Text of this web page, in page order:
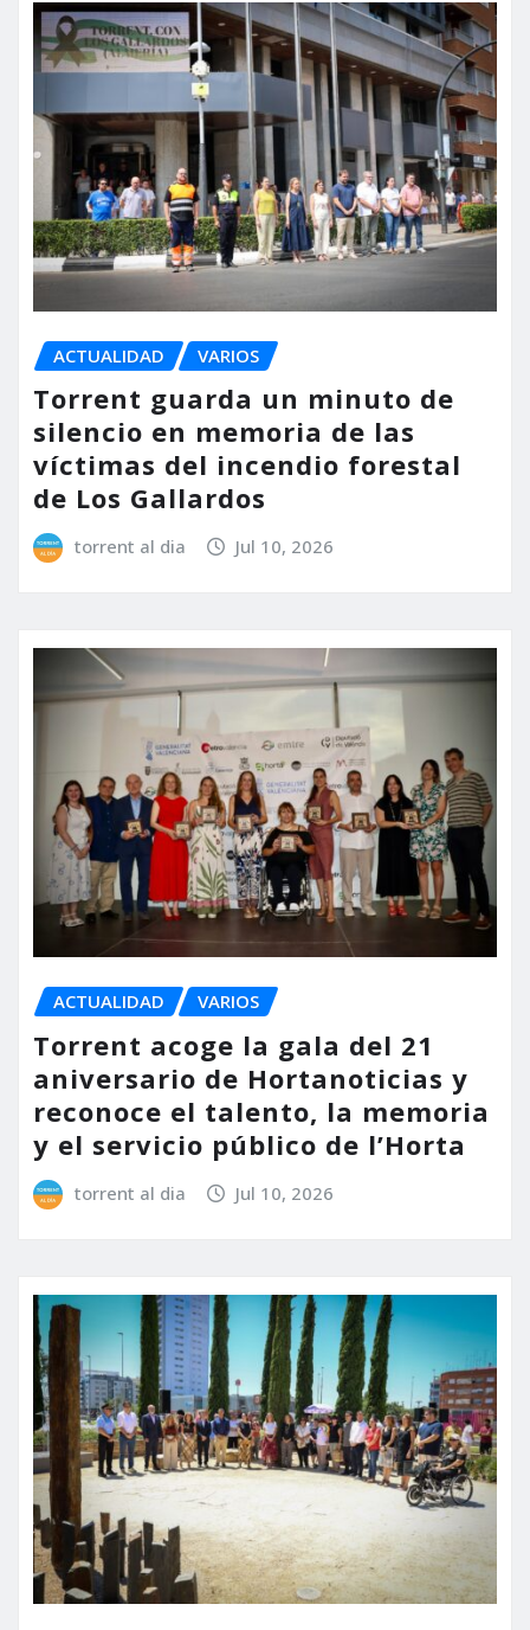
ACTUALIDAD VARIOS
Torrent guarda un minuto de
silencio en memoria de las
víctimas del incendio forestal
de Los Gallardos
torrent al dia Jul 10, 2026
ACTUALIDAD VARIOS
Torrent acoge la gala del 21
aniversario de Hortanoticias y
reconoce el talento, la memoria
y el servicio público de l’Horta
torrent al dia Jul 10, 2026